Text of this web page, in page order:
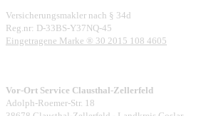
Versicherungsmakler nach § 34d
Reg.nr: D-33BS-Y37NQ-45
Eingetragene Marke ® 30 2015 108 4605
Vor-Ort Service Clausthal-Zellerfeld
Adolph-Roemer-Str. 18